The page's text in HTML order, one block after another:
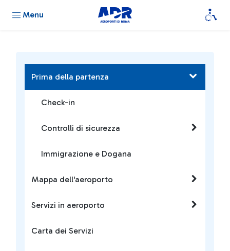
Menu
Prima della partenza
Check-in
Controlli di sicurezza
Immigrazione e Dogana
Mappa dell'aeroporto
Servizi in aeroporto
Carta dei Servizi